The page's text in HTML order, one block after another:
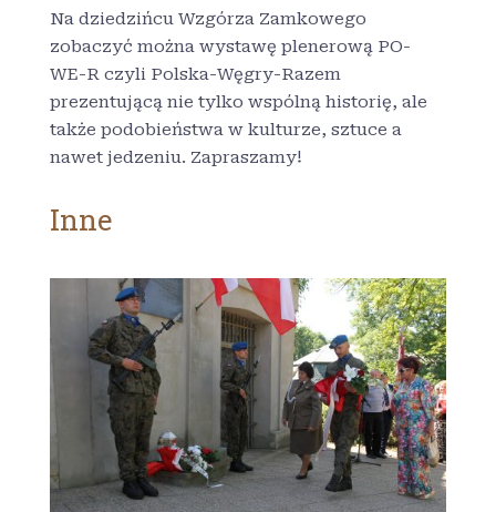
Na dziedzińcu Wzgórza Zamkowego
zobaczyć można wystawę plenerową PO-
WE-R czyli Polska-Węgry-Razem
prezentującą nie tylko wspólną historię, ale
także podobieństwa w kulturze, sztuce a
nawet jedzeniu. Zapraszamy!
Inne